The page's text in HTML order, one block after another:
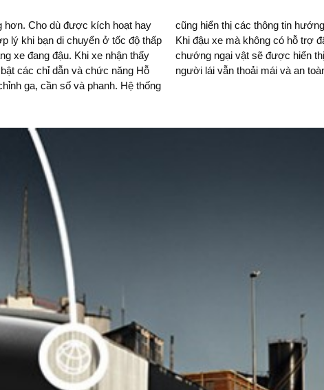
hơn. Cho dù được kích hoạt hay
lý khi bạn di chuyển ở tốc độ thấp
Khi xe nhận thấy
các chỉ dẫn và chức năng Hỗ
ga, cần số và phanh. Hệ thống
đi kèm với tín hiệu âm thanh.
xe hai bên hông sẽ hỗ trợ và các
chức năng này,
người lái vẫn thoải mái và an